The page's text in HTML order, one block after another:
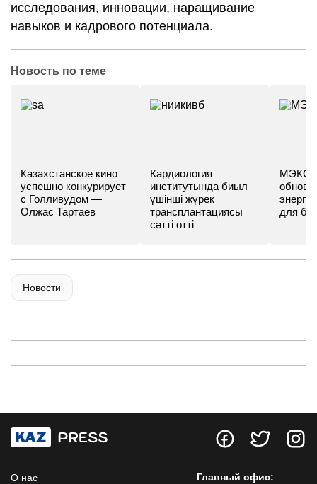
исследования, инновации, наращивание
навыков и кадрового потенциала.
Новость по теме
Казахстанское кино
успешно конкурирует
с Голливудом —
Олжас Тартаев
Кардиология
институтында биыл
үшінші жүрек
трансплантациясы
сәтті өтті
МЭКС -
для
Новости
О нас Главный офис: